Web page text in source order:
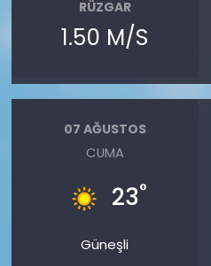
RÜZGAR
1.50 M/S
07 AĞUSTOS
CUMA
23°
Güneşli